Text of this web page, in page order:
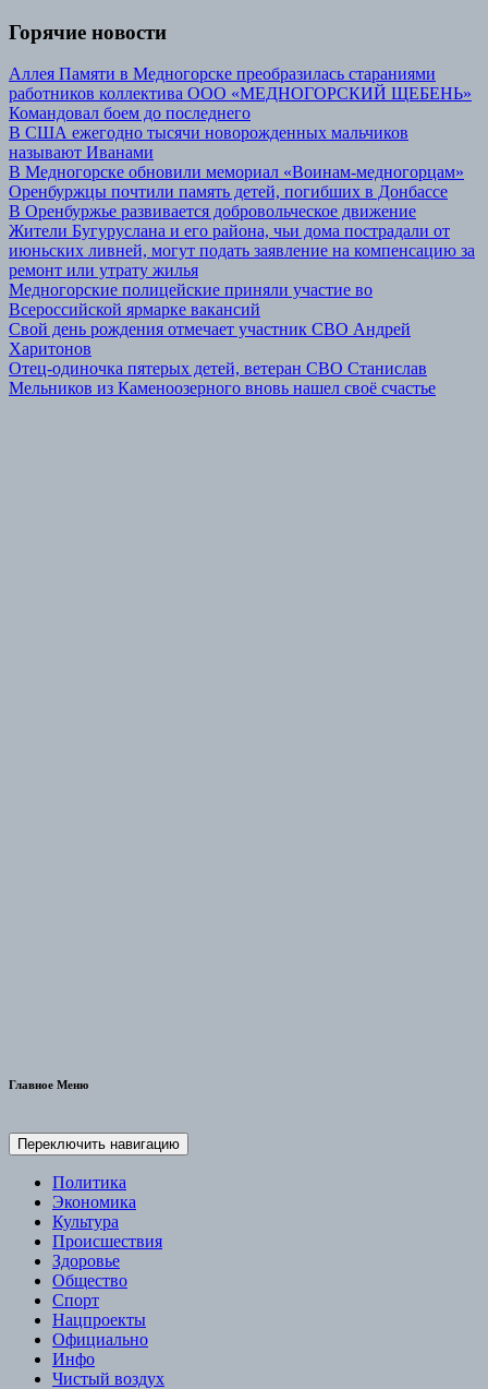
Горячие новости
Аллея Памяти в Медногорске преобразилась стараниями
работников коллектива ООО «МЕДНОГОРСКИЙ ЩЕБЕНЬ»
Командовал боем до последнего
В США ежегодно тысячи новорожденных мальчиков
называют Иванами
В Медногорске обновили мемориал «Воинам-медногорцам»
Оренбуржцы почтили память детей, погибших в Донбассе
В Оренбуржье развивается добровольческое движение
Жители Бугуруслана и его района, чьи дома пострадали от
июньских ливней, могут подать заявление на компенсацию за
ремонт или утрату жилья
Медногорские полицейские приняли участие во
Всероссийской ярмарке вакансий
Свой день рождения отмечает участник СВО Андрей
Харитонов
Отец-одиночка пятерых детей, ветеран СВО Станислав
Мельников из Каменоозерного вновь нашел своё счастье
Главное Меню
Переключить навигацию
Политика
Экономика
Культура
Происшествия
Здоровье
Общество
Спорт
Нацпроекты
Официально
Инфо
Чистый воздух